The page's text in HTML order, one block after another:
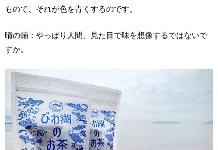
もので、それが色を青くするのです。
晴の輔：やっぱり人間、見た目で味を想像するではないで
すか。